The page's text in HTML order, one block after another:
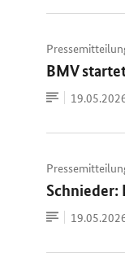
BMV
Zum
Dokument
Datum:
Schnieder:
Zum
Dokument
Datum: